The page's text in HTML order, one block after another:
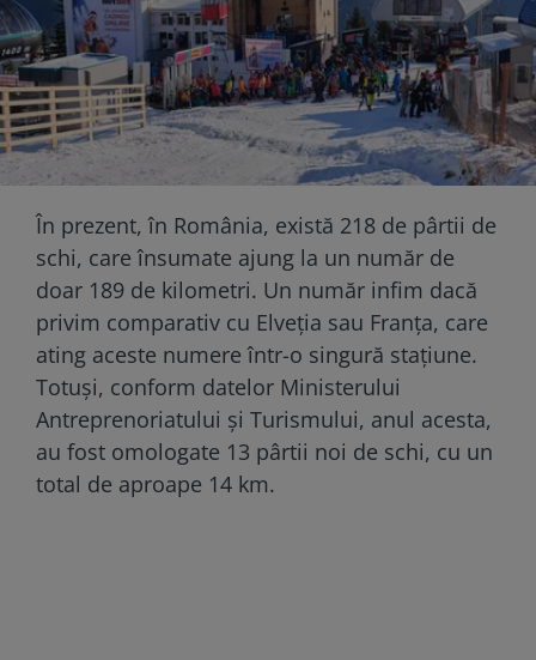
În prezent, în România, există 218 de pârtii de
schi, care însumate ajung la un număr de
doar 189 de kilometri. Un număr infim dacă
privim comparativ cu Elveția sau Franța, care
ating aceste numere într-o singură stațiune.
Totuși, conform datelor Ministerului
Antreprenoriatului şi Turismului, anul acesta,
au fost omologate 13 pârtii noi de schi, cu un
total de aproape 14 km.